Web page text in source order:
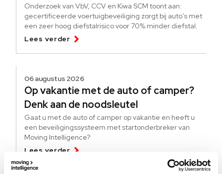
Onderzoek van VbV, CCV en Kiwa SCM toont aan:
gecertificeerde voertuigbeveiliging zorgt bij auto’s met
een zeer hoog diefstalrisico voor 70% minder diefstal.
Lees verder
06 augustus 2026
Op vakantie met de auto of camper?
Denk aan de noodsleutel
Gaat u met de auto of camper op vakantie en heeft u
een beveiligingssysteem met startonderbreker van
Moving Intelligence?
Lees verder